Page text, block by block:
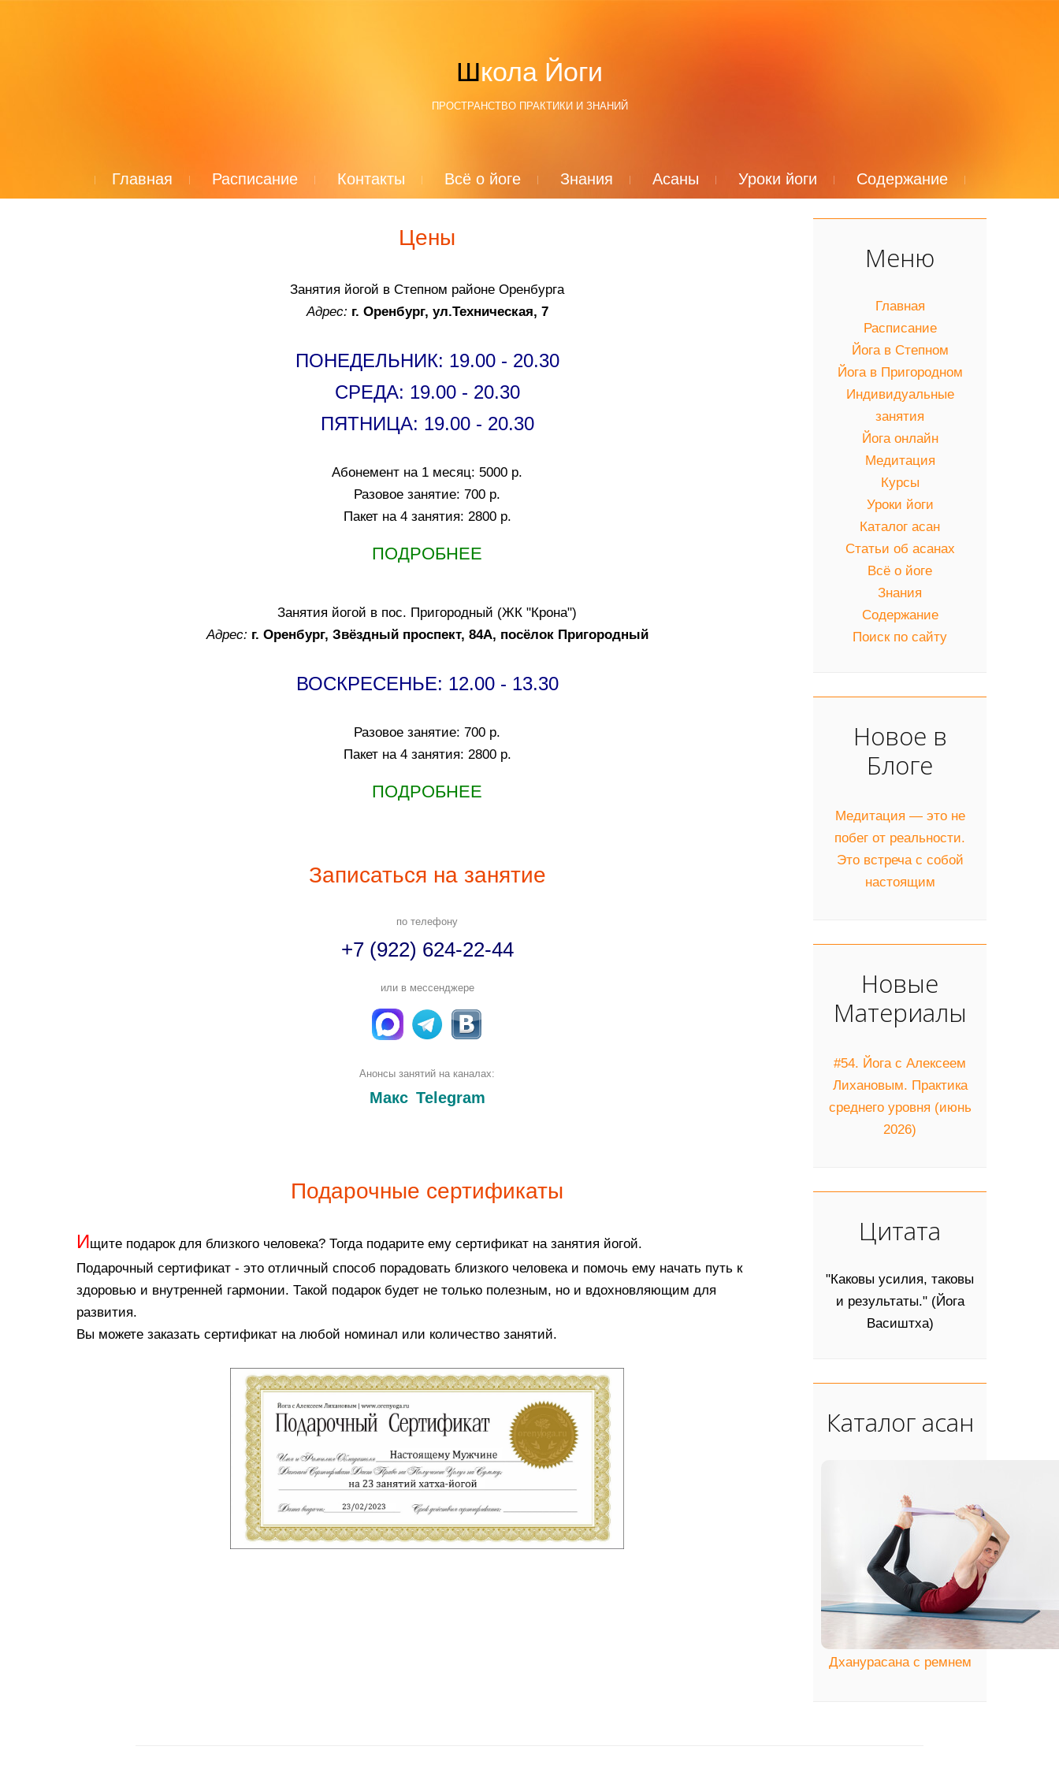
Школа Йоги
ПРОСТРАНСТВО ПРАКТИКИ И ЗНАНИЙ
Главная Расписание Контакты Всё о йоге Знания Асаны Уроки йоги Содержание
Цены
Занятия йогой в Степном районе Оренбурга
Адрес: г. Оренбург, ул.Техническая, 7
ПОНЕДЕЛЬНИК: 19.00 - 20.30
СРЕДА: 19.00 - 20.30
ПЯТНИЦА: 19.00 - 20.30
Абонемент на 1 месяц: 5000 р.
Разовое занятие: 700 р.
Пакет на 4 занятия: 2800 р.
ПОДРОБНЕЕ
Занятия йогой в пос. Пригородный (ЖК "Крона")
Адрес: г. Оренбург, Звёздный проспект, 84А, посёлок Пригородный
ВОСКРЕСЕНЬЕ: 12.00 - 13.30
Разовое занятие: 700 р.
Пакет на 4 занятия: 2800 р.
ПОДРОБНЕЕ
Записаться на занятие
по телефону
+7 (922) 624-22-44
или в мессенджере
Анонсы занятий на каналах:
Макс Telegram
Подарочные сертификаты
Ищите подарок для близкого человека? Тогда подарите ему сертификат на занятия йогой.
Подарочный сертификат - это отличный способ порадовать близкого человека и помочь ему начать путь к
здоровью и внутренней гармонии. Такой подарок будет не только полезным, но и вдохновляющим для
развития.
Вы можете заказать сертификат на любой номинал или количество занятий.
Меню
Главная
Расписание
Йога в Степном
Йога в Пригородном
Индивидуальные
занятия
Йога онлайн
Медитация
Курсы
Уроки йоги
Каталог асан
Статьи об асанах
Всё о йоге
Знания
Содержание
Поиск по сайту
Новое в
Блоге
Медитация — это не
побег от реальности.
Это встреча с собой
настоящим
Новые
Материалы
#54. Йога с Алексеем
Лихановым. Практика
среднего уровня (июнь
2026)
Цитата
"Каковы усилия, таковы
и результаты." (Йога
Васиштха)
Каталог асан
Дханурасана с ремнем